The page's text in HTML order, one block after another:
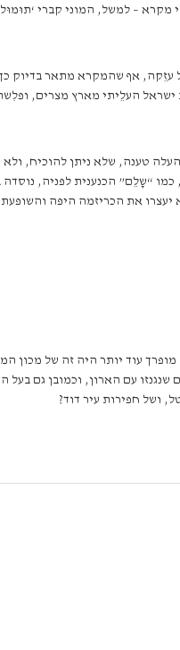
– למשל, המוני קברי
עזֵקה, אף שהמקרא מתאר בדיוק
ישראל העלֵיתי מארץ מצרים,
העלה טענה, שלא ניתן להוכיח, ולא
ולכן, עיר דוד, כמו “שָלֵם” הכנענית לפניה,
יעצרו את הכריזמה היפה
עוד יותר היה זה של מכון
עם הארון, וכמובן גם בעל
ושל חפירות עיר דוד?